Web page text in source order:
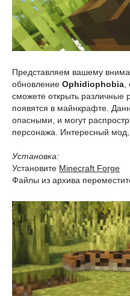
Представляем вашему
обновление Ophidiophobia
сможете открыть различные
появятся в майнкрафте.
опасными, и могут
персонажа. Интересный мод,
Установка:
Установите Minecraft Forge
Файлы из архива